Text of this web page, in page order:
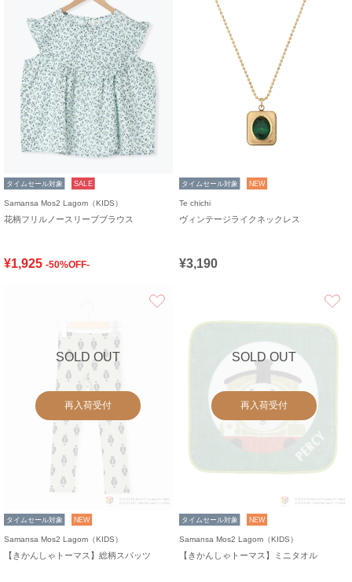
タイムセール対象 SALE
Samansa Mos2 Lagom（KIDS）
花柄フリルノースリーブブラウス
¥1,925 -50%OFF-
タイムセール対象 NEW
Te chichi
ヴィンテージライクネックレス
¥3,190
SOLD OUT
再入荷受付
タイムセール対象 NEW
Samansa Mos2 Lagom（KIDS）
【きかんしゃトーマス】総柄スパッツ
SOLD OUT
再入荷受付
タイムセール対象 NEW
Samansa Mos2 Lagom（KIDS）
【きかんしゃトーマス】ミニタオル